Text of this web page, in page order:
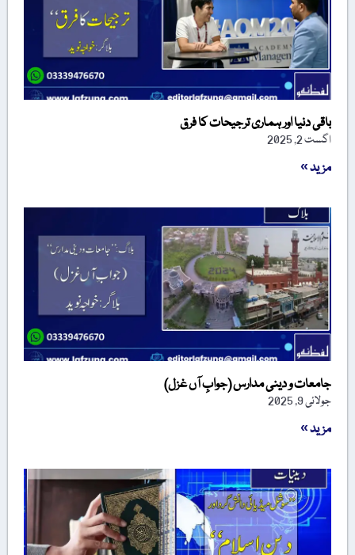
باقی دنیا اور ہماری ترجیحات کا فرق
اگست 2, 2025
مزید »
جامعات و دینی مدارس (جوابِ آں غزل)
جولائی 9, 2025
مزید »